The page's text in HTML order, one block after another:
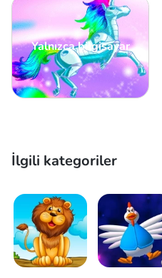
Yalnızca bilgisayar
İlgili kategoriler